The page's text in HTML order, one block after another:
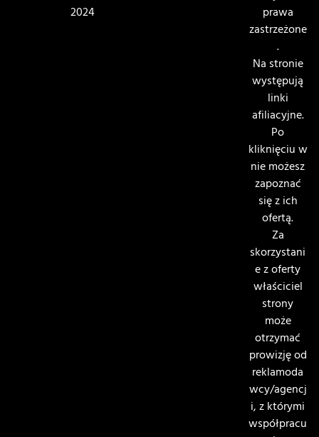
2024
prawa
zastrzeżone
.
Na stronie
występują
linki
afiliacyjne.
Po
kliknięciu w
nie możesz
zapoznać
się z ich
ofertą.
Za
skorzystani
e z oferty
właściciel
strony
może
otrzymać
prowizję od
reklamoda
wcy/agencj
i, z którymi
współpracu